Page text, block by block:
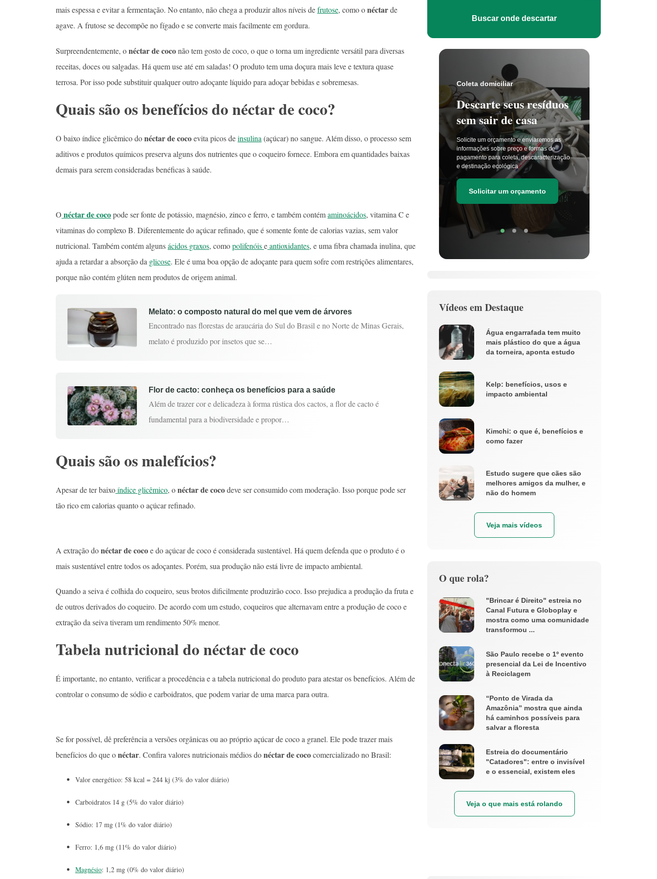
mais espessa e evitar a fermentação. No entanto, não chega a produzir altos níveis defrutose, como onéctarde
agave. A frutose se decompõe no fígado e se converte mais facilmente em gordura.
Surpreendentemente, onéctar de coconão tem gosto de coco, o que o torna um ingrediente versátil para diversas
receitas, doces ou salgadas. Há quem use até em saladas! O produto tem uma doçura mais leve e textura quase
terrosa. Por isso pode substituir qualquer outro adoçante líquido para adoçar bebidas e sobremesas.
Quais são os benefícios do néctar de coco?
O baixo índice glicêmico donéctar de cocoevita picos deinsulina (açúcar) no sangue. Além disso, o processo sem
aditivos e produtos químicos preserva alguns dos nutrientes que o coqueiro fornece. Embora em quantidades baixas
demais para serem consideradas benéficas à saúde.
O néctar de cocopode ser fonte de potássio, magnésio, zinco e ferro, e também contémaminoácidos, vitamina C e
vitaminas do complexo B. Diferentemente do açúcar refinado, que é somente fonte de calorias vazias, sem valor
nutricional. Também contém algunsácidos graxos, comopolifenóiseantioxidantes, e uma fibra chamada inulina, que
ajuda a retardar a absorção da glicose. Ele é uma boa opção de adoçante para quem sofre com restrições alimentares,
porque não contém glúten nem produtos de origem animal.
Melato: o composto natural do mel que vem de árvores
Encontrado nas florestas de araucária do Sul do Brasil e no Norte de Minas Gerais,
melato é produzido por insetos que se…
Flor de cacto: conheça os benefícios para a saúde
Além de trazer cor e delicadeza à forma rústica dos cactos, a flor de cacto é
fundamental para a biodiversidade e propor…
Quais são os malefícios?
Apesar de ter baixoíndice glicêmico, onéctar de cocodeve ser consumido com moderação. Isso porque pode ser
tão rico em calorias quanto o açúcar refinado.
A extração donéctar de cocoe do açúcar de coco é considerada sustentável. Há quem defenda que o produto é o
mais sustentável entre todos os adoçantes. Porém, sua produção não está livre de impacto ambiental.
Quando a seiva é colhida do coqueiro, seus brotos dificilmente produzirão coco. Isso prejudica a produção da fruta e
de outros derivados do coqueiro. De acordo com um estudo, coqueiros que alternavam entre a produção de coco e
extração da seiva tiveram um rendimento 50% menor.
Tabela nutricional do néctar de coco
É importante, no entanto, verificar a procedência e a tabela nutricional do produto para atestar os benefícios. Além de
controlar o consumo de sódio e carboidratos, que podem variar de uma marca para outra.
Se for possível, dê preferência a versões orgânicas ou ao próprio açúcar de coco a granel. Ele pode trazer mais
benefícios do que onéctar. Confira valores nutricionais médios donéctar de cococomercializado no Brasil:
Valor energético: 58 kcal = 244 kj (3% do valor diário)
Carboidratos 14 g (5% do valor diário)
Sódio: 17 mg (1% do valor diário)
Ferro: 1,6 mg (11% do valor diário)
Magnésio: 1,2 mg (0% do valor diário)
Buscar onde descartar
Coleta domiciliar
Descarte seus resíduos
sem sair de casa
Solicite um orçamento e enviaremos as
informações sobre preço e formas de
pagamento para coleta, descaracterização
e destinação ecológica
Solicitar um orçamento
Vídeos em Destaque
Água engarrafada tem muito
mais plástico do que a água
da torneira, aponta estudo
Kelp: benefícios, usos e
impacto ambiental
Kimchi: o que é, benefícios e
como fazer
Estudo sugere que cães são
melhores amigos da mulher, e
não do homem
Veja mais vídeos
O que rola?
"Brincar é Direito" estreia no
Canal Futura e Globoplay e
mostra como uma comunidade
transformou ...
São Paulo recebe o 1º evento
presencial da Lei de Incentivo
à Reciclagem
“Ponto de Virada da
Amazônia” mostra que ainda
há caminhos possíveis para
salvar a floresta
Estreia do documentário
"Catadores": entre o invisível
e o essencial, existem eles
Veja o que mais está rolando